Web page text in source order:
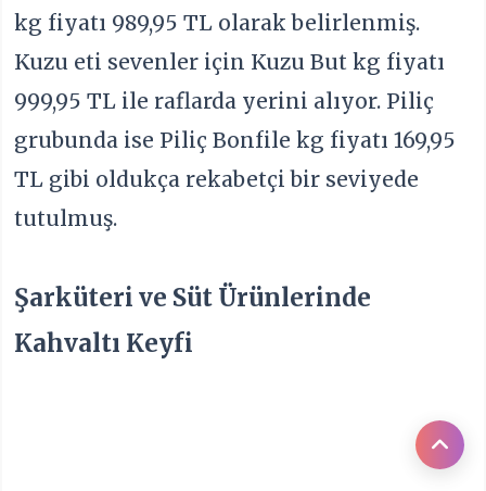
kg fiyatı 989,95 TL olarak belirlenmiş.
Kuzu eti sevenler için Kuzu But kg fiyatı
999,95 TL ile raflarda yerini alıyor. Piliç
grubunda ise Piliç Bonfile kg fiyatı 169,95
TL gibi oldukça rekabetçi bir seviyede
tutulmuş.
Şarküteri ve Süt Ürünlerinde
Kahvaltı Keyfi